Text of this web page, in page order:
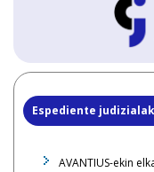
Espediente judizialak
AVANTIUS-ekin